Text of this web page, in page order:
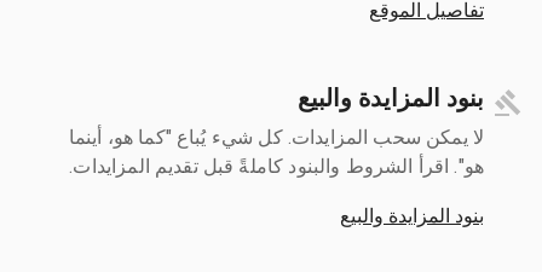
تفاصيل الموقع
بنود المزايدة والبيع
لا يمكن سحب المزايدات. كل شيء يُباع "كما هو، أينما
هو". اقرأ الشروط والبنود كاملةً قبل تقديم المزايدات.
بنود المزايدة والبيع